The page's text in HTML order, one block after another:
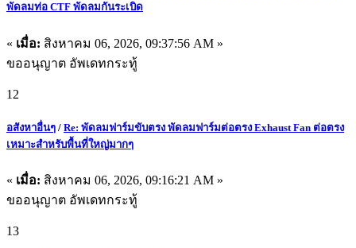
พัดลมท่อ CTF พัดลมกันระเบิด
« เมื่อ: สิงหาคม 06, 2026, 09:37:56 AM »
ขออนุญาต อัพเดทกระทู้
12
อสังหาอื่นๆ / Re: พัดลมฟาร์มขับตรง พัดลมฟาร์มต่อตรง Exhaust Fan ต่อตรง
เหมาะสำหรับพื้นที่ใหญ่มากๆ
« เมื่อ: สิงหาคม 06, 2026, 09:16:21 AM »
ขออนุญาต อัพเดทกระทู้
13